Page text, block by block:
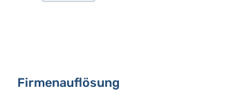
Firmenauflösung